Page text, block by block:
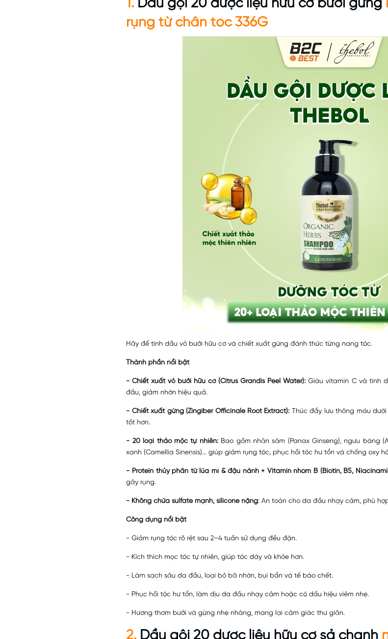
1. Dầu gội 20 dược liệu hữu cơ bưởi gừng
rụng từ chân tóc 336G
Hãy để tinh dầu vỏ bưởi hữu cơ và chiết xuất gừng đánh thức từng nang tóc.
Thành phần nổi bật
- Chiết xuất vỏ bưởi hữu cơ (Citrus Grandis Peel Water):Giàu vitamin C và tinh
đầu, giảm nhờn hiệu quả.
- Chiết xuất gừng (Zingiber Officinale Root Extract): Thúc đẩy lưu thông máu
tốt hơn.
- 20 loại thảo mộc tự nhiên:Bao gồm nhân sâm (Panax Ginseng), ngưu bàng
xanh (Camellia Sinensis)... giúp giảm rụng tóc, phục hồi tóc hư tổn và chống oxy
- Protein thủy phân từ lúa mì & đậu nành + Vitamin nhóm B (Biotin, B5,
gãy rụng.
- Không chứa sulfate mạnh, silicone nặng: An toàn cho da đầu nhạy cảm, phù
Công dụng nổi bật
- Giảm rụng tóc rõ rệt sau 2–4 tuần sử dụng đều đặn.
- Kích thích mọc tóc tự nhiên, giúp tóc dày và khỏe hơn.
- Làm sạch sâu da đầu, loại bỏ bã nhờn, bụi bẩn và tế bào chết.
- Phục hồi tóc hư tổn, làm dịu da đầu nhạy cảm hoặc có dấu hiệu viêm nhẹ.
- Hương thơm bưởi và gừng nhẹ nhàng, mang lại cảm giác thư giãn.
2. Dầu gội 20 dược liệu hữu cơ sả chanh